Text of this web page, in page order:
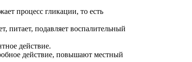
процесс гликации, то есть
подавляет воспалительный
действие.
действие, повышают местный